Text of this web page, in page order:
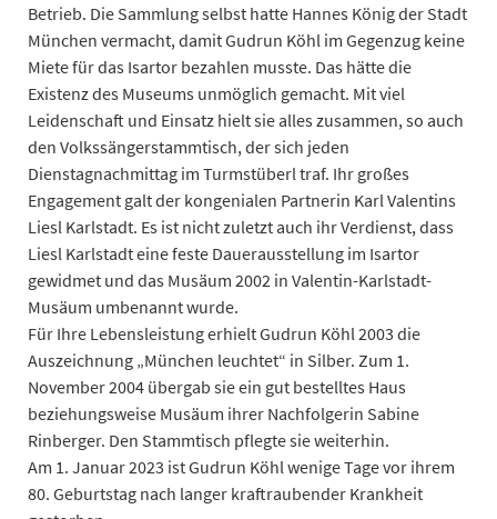
Betrieb. Die Sammlung selbst hatte Hannes König der Stadt
München vermacht, damit Gudrun Köhl im Gegenzug keine
Miete für das Isartor bezahlen musste. Das hätte die
Existenz des Museums unmöglich gemacht. Mit viel
Leidenschaft und Einsatz hielt sie alles zusammen, so auch
den Volkssängerstammtisch, der sich jeden
Dienstagnachmittag im Turmstüberl traf. Ihr großes
Engagement galt der kongenialen Partnerin Karl Valentins
Liesl Karlstadt. Es ist nicht zuletzt auch ihr Verdienst, dass
Liesl Karlstadt eine feste Dauerausstellung im Isartor
gewidmet und das Musäum 2002 in Valentin-Karlstadt-
Musäum umbenannt wurde.
Für Ihre Lebensleistung erhielt Gudrun Köhl 2003 die
Auszeichnung „München leuchtet“ in Silber. Zum 1.
November 2004 übergab sie ein gut bestelltes Haus
beziehungsweise Musäum ihrer Nachfolgerin Sabine
Rinberger. Den Stammtisch pflegte sie weiterhin.
Am 1. Januar 2023 ist Gudrun Köhl wenige Tage vor ihrem
80. Geburtstag nach langer kraftraubender Krankheit